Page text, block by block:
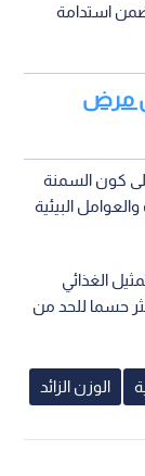
استدامة
مرض
كون السمنة
البيئية
الغذائي
حسما للحد من
الوزن الزائد